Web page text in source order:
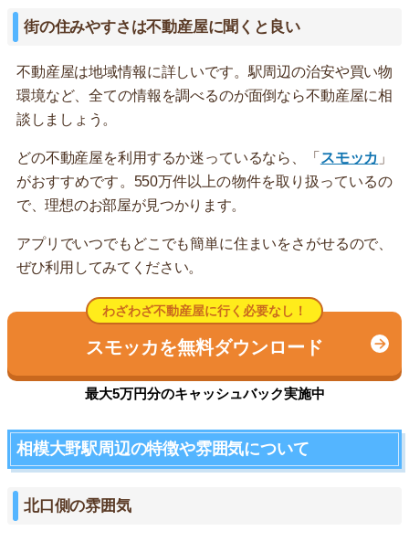
街の住みやすさは不動産屋に聞くと良い
不動産屋は地域情報に詳しいです。駅周辺の治安や買い物
環境など、全ての情報を調べるのが面倒なら不動産屋に相
談しましょう。
どの不動産屋を利用するか迷っているなら、「 スモッカ 」
がおすすめです。550万件以上の物件を取り扱っているの
で、理想のお部屋が見つかります。
アプリでいつでもどこでも簡単に住まいをさがせるので、
ぜひ利用してみてください。
わざわざ不動産屋に行く必要なし！
スモッカを無料ダウンロード
最大5万円分のキャッシュバック実施中
相模大野駅周辺の特徴や雰囲気について
北口側の雰囲気